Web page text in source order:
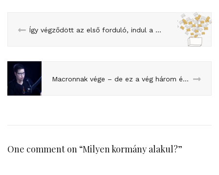
Így végződött az első forduló, indul a második forduló kampánya
Macronnak vége – de ez a vég három évig tart
One comment on “Milyen kormány alakul?”